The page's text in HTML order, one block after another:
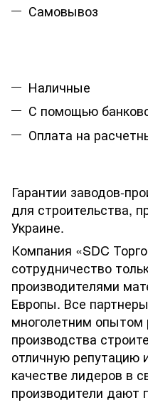
Самовывоз
Наличные
С помощью
Оплата на
Гарантии заводов-
для строительства,
Украине.
Компания «SDC
сотрудничество
производителями
Европы. Все
многолетним опытом
производства
отличную репутацию
качестве лидеров в
производители дают